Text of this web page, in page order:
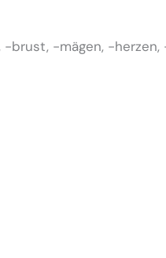
brust, -mägen, -